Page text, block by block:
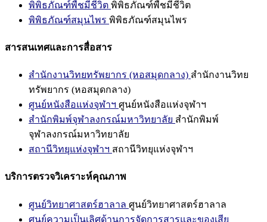
พิพิธภัณฑ์พืชมีชีวิต พิพิธภัณฑ์พืชมีชีวิต
พิพิธภัณฑ์สมุนไพร พิพิธภัณฑ์สมุนไพร
สารสนเทศและการสื่อสาร
สำนักงานวิทยทรัพยากร (หอสมุดกลาง) สำนักงานวิทย
ทรัพยากร (หอสมุดกลาง)
ศูนย์หนังสือแห่งจุฬาฯ ศูนย์หนังสือแห่งจุฬาฯ
สำนักพิมพ์จุฬาลงกรณ์มหาวิทยาลัย สำนักพิมพ์
จุฬาลงกรณ์มหาวิทยาลัย
สถานีวิทยุแห่งจุฬาฯ สถานีวิทยุแห่งจุฬาฯ
บริการตรวจวิเคราะห์คุณภาพ
ศูนย์วิทยาศาสตร์ฮาลาล ศูนย์วิทยาศาสตร์ฮาลาล
ศูนย์ความเป็นเลิศด้านการจัดการสารและของเสีย